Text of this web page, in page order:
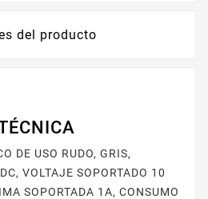
del producto
DE USO RUDO, GRIS,
VOLTAJE SOPORTADO 10
SOPORTADA 1A, CONSUMO